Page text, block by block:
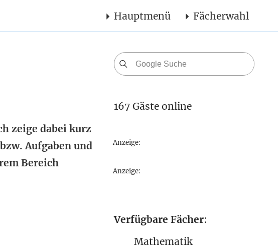
Hauptmenü Fächerwahl
zeige dabei kurz
Aufgaben und
Bereich
167 Gäste online
Anzeige:
Anzeige:
Verfügbare Fächer:
Mathematik